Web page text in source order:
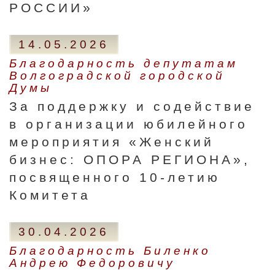
РОССИИ»
14.05.2026
Благодарность депутатам
Волгоградской городской
Думы
За поддержку и содействие
в организации юбилейного
мероприятия «Женский
бизнес: ОПОРА РЕГИОНА»,
посвященного 10-летию
Комитета
30.04.2026
Благодарность Биленко
Андрею Федоровичу